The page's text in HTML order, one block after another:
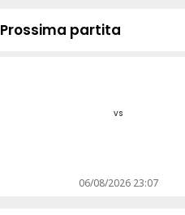
Prossima partita
vs
06/08/2026 23:07